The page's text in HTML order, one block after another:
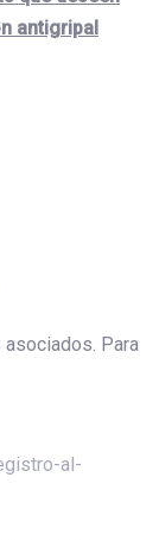
antigripal
asociados. Para
al-